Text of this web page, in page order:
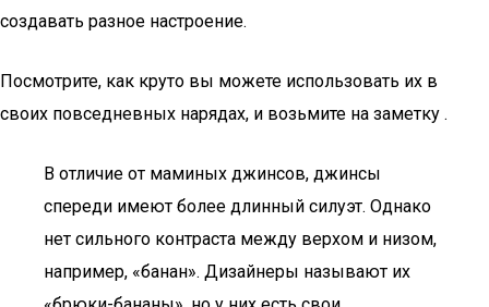
создавать разное настроение.
Посмотрите, как круто вы можете использовать их в
своих повседневных нарядах, и возьмите на заметку .
В отличие от маминых джинсов, джинсы
спереди имеют более длинный силуэт. Однако
нет сильного контраста между верхом и низом,
например, «банан». Дизайнеры называют их